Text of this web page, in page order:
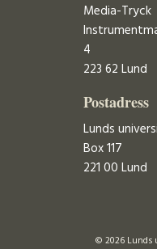
Media-Tryck
4
223 62 Lund
Postadress
Lunds
Box 117
221 00 Lund
© 2026 Lunds